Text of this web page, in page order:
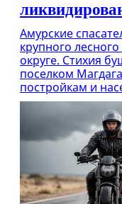
Амурские
крупного
округе. Стихия
поселком
постройкам и